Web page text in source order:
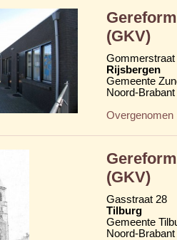
(GKV)
Gommerstraat
Rijsbergen
Gemeente
Noord-Brabant
Overgenomen
(GKV)
Gasstraat 28
Tilburg
Gemeente
Noord-Brabant